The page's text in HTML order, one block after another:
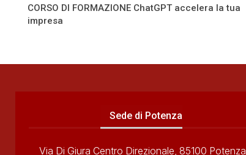
CORSO DI FORMAZIONE ChatGPT accelera la tua
impresa
Sede di Potenza
Via Di Giura Centro Direzionale, 85100 Potenza